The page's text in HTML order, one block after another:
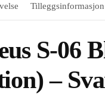
Tilleggsinformasjon
S-06
–